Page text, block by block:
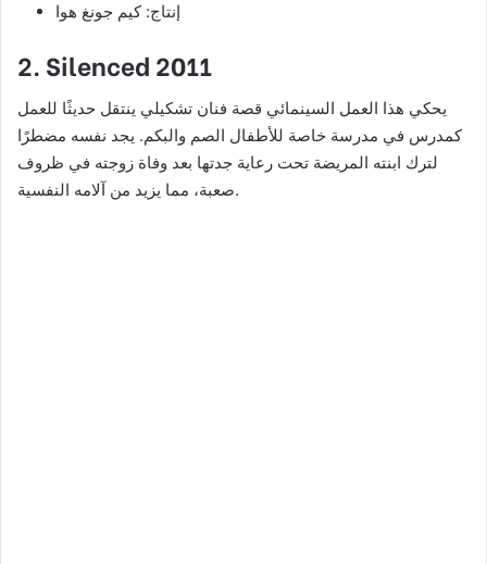
إنتاج: كيم جونغ هوا
2. Silenced 2011
يحكي هذا العمل السينمائي قصة فنان تشكيلي ينتقل حديثًا للعمل
كمدرس في مدرسة خاصة للأطفال الصم والبكم. يجد نفسه مضطرًا
لترك ابنته المريضة تحت رعاية جدتها بعد وفاة زوجته في ظروف
صعبة، مما يزيد من آلامه النفسية.